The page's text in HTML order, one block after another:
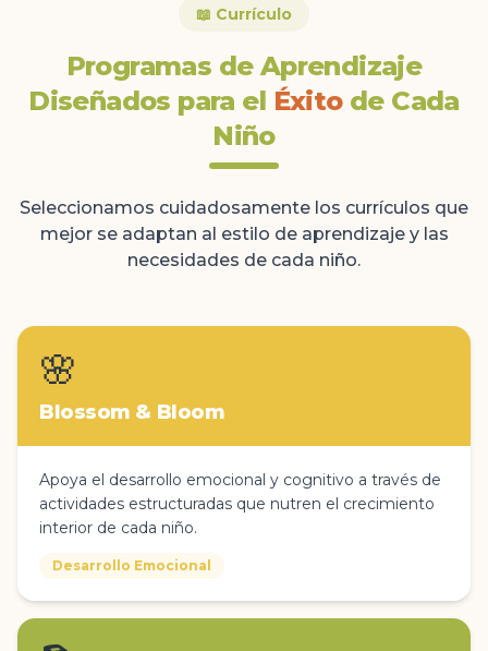
📖 Currículo
Programas de Aprendizaje
Diseñados para el Éxitode Cada
Niño
Seleccionamos cuidadosamente los currículos que
mejor se adaptan al estilo de aprendizaje y las
necesidades de cada niño.
🌸
Blossom & Bloom
Apoya el desarrollo emocional y cognitivo a través de
actividades estructuradas que nutren el crecimiento
interior de cada niño.
Desarrollo Emocional